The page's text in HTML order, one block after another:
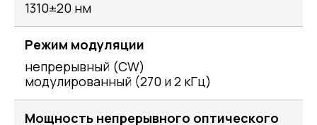
1310±20 нм
Режим модуляции
непрерывный (CW)
модулированный (270 и 2 кГц)
Мощность непрерывного оптического